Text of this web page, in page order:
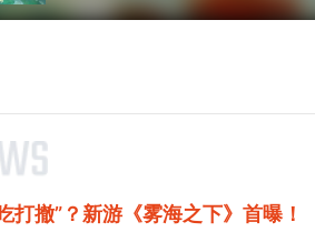
打撤”？新游《雾海之下》首曝！